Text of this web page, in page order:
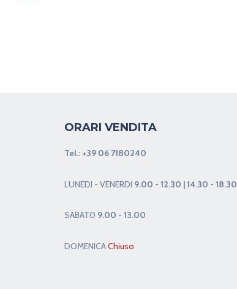
ORARI VENDITA
Tel.: +39 06 7180240
LUNEDI - VENERDI 9.00 - 12.30 | 14.30 - 18.30
SABAT0 9.00 - 13.00
DOMENICAChiuso